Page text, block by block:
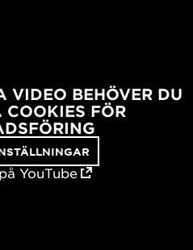
VIDEO BEHÖVER DU
FÖR
YouTube